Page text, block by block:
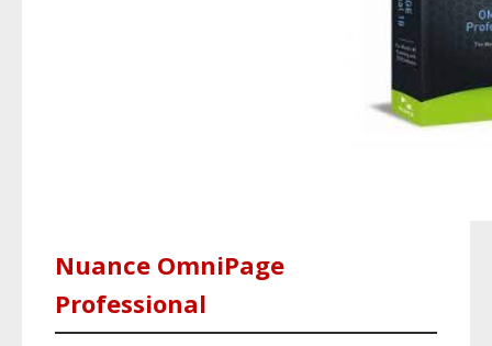
Nuance OmniPage
Professional